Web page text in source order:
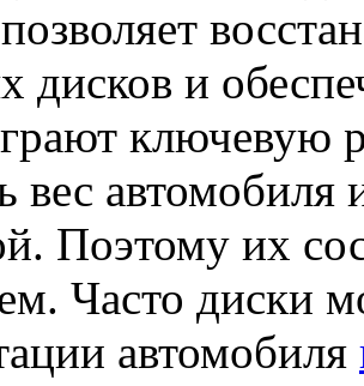
дисков и
ключевую
вес автомобиля
Поэтому их
Часто диски
автомобиля